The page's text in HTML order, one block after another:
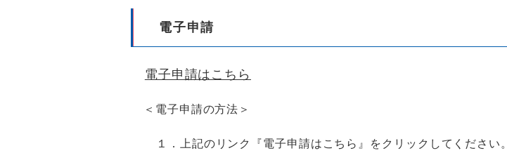
電子申請
電子申請はこちら
＜電子申請の方法＞
１．上記のリンク『電子申請はこちら』をクリックしてください。